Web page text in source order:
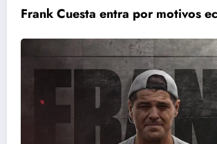
Frank Cuesta entra por motivos